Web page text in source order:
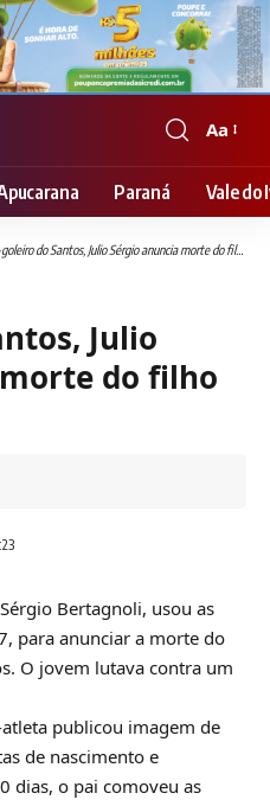
Font
Resizer
Aa
Paraná Vale do
do Santos, Julio Sérgio anuncia morte do filho de 15 anos
Julio
do filho
Bertagnoli, usou as
para anunciar a morte do
O jovem lutava contra um
publicou imagem de
de nascimento e
dias, o pai comoveu as